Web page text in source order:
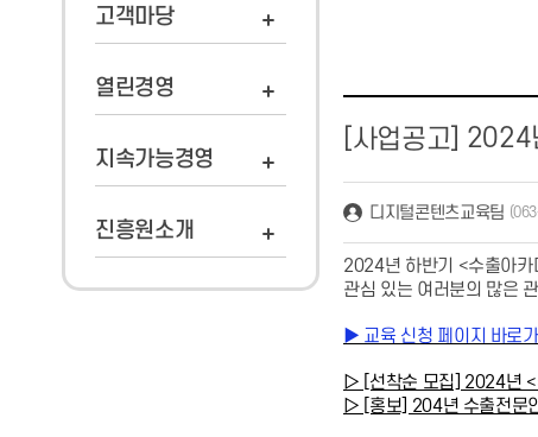
고객마당
열린경영
지속가능경영
진흥원소개
[사업공고] 2024
디지털콘텐츠교육팀
2024년 하반기 <수출아카
관심 있는 여러분의 많은
▶ 교육 신청 페이지 바로
▷ [선착순 모집] 2024년 <
▷ [홍보] 204년 수출전문